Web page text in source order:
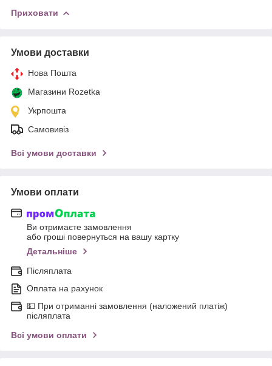
Приховати
Умови доставки
Нова Пошта
Магазини Rozetka
Укрпошта
Самовивіз
Всі умови доставки
Умови оплати
Ви отримаєте замовлення
або гроші повернуться на вашу картку
Детальніше
Післяплата
Оплата на рахунок
💵 При отриманні замовлення (наложений платіж)
післяплата
Всі умови оплати